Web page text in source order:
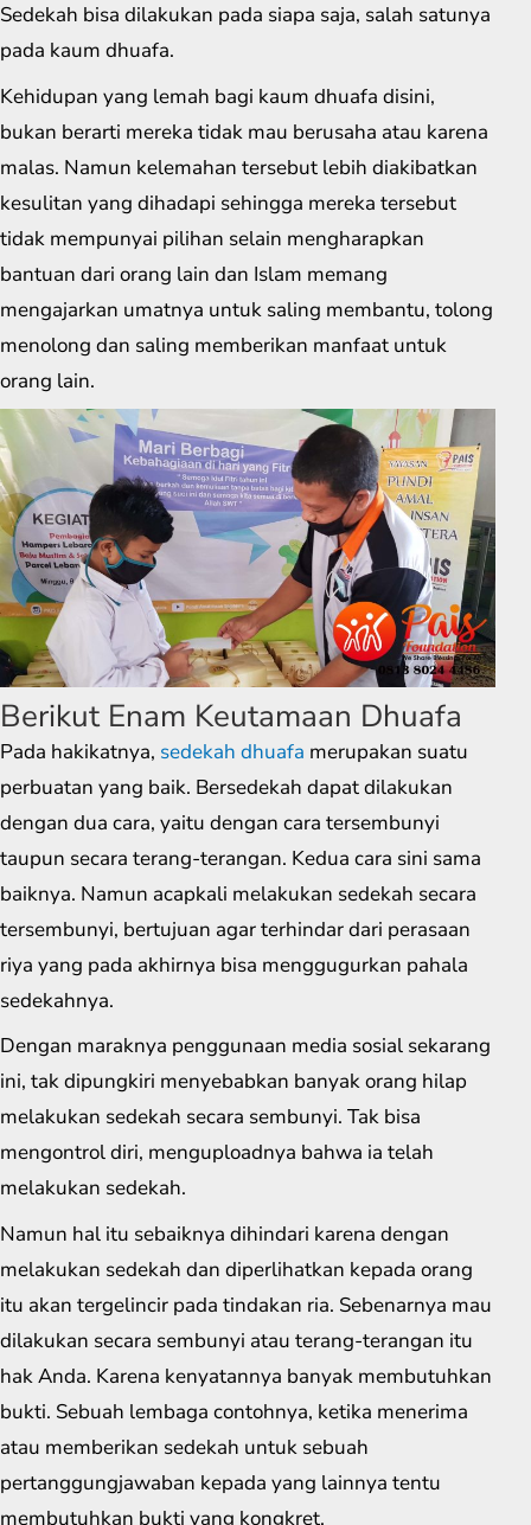
Sedekah bisa dilakukan pada siapa saja, salah satunya
pada kaum dhuafa.
Kehidupan yang lemah bagi kaum dhuafa disini,
bukan berarti mereka tidak mau berusaha atau karena
malas. Namun kelemahan tersebut lebih diakibatkan
kesulitan yang dihadapi sehingga mereka tersebut
tidak mempunyai pilihan selain mengharapkan
bantuan dari orang lain dan Islam memang
mengajarkan umatnya untuk saling membantu, tolong
menolong dan saling memberikan manfaat untuk
orang lain.
Berikut Enam Keutamaan Dhuafa
Pada hakikatnya, sedekah dhuafa merupakan suatu
perbuatan yang baik. Bersedekah dapat dilakukan
dengan dua cara, yaitu dengan cara tersembunyi
taupun secara terang-terangan. Kedua cara sini sama
baiknya. Namun acapkali melakukan sedekah secara
tersembunyi, bertujuan agar terhindar dari perasaan
riya yang pada akhirnya bisa menggugurkan pahala
sedekahnya.
Dengan maraknya penggunaan media sosial sekarang
ini, tak dipungkiri menyebabkan banyak orang hilap
melakukan sedekah secara sembunyi. Tak bisa
mengontrol diri, menguploadnya bahwa ia telah
melakukan sedekah.
Namun hal itu sebaiknya dihindari karena dengan
melakukan sedekah dan diperlihatkan kepada orang
itu akan tergelincir pada tindakan ria. Sebenarnya mau
dilakukan secara sembunyi atau terang-terangan itu
hak Anda. Karena kenyatannya banyak membutuhkan
bukti. Sebuah lembaga contohnya, ketika menerima
atau memberikan sedekah untuk sebuah
pertanggungjawaban kepada yang lainnya tentu
membutuhkan bukti yang kongkret.